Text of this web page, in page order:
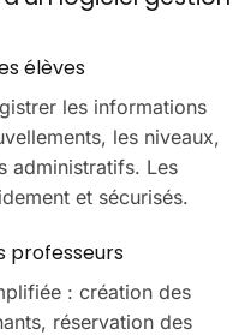
élèves
les informations
les niveaux,
administratifs. Les
et sécurisés.
professeurs
: création des
réservation des